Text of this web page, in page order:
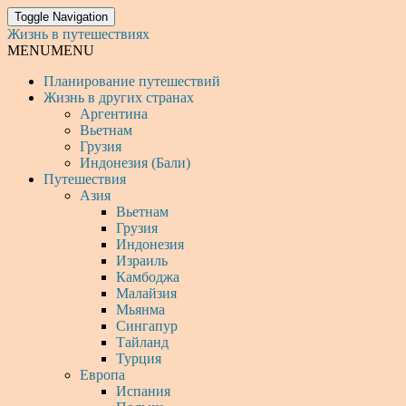
Toggle Navigation
Жизнь в путешествиях
MENUMENU
Планирование путешествий
Жизнь в других странах
Аргентина
Вьетнам
Грузия
Индонезия (Бали)
Путешествия
Азия
Вьетнам
Грузия
Индонезия
Израиль
Камбоджа
Малайзия
Мьянма
Сингапур
Тайланд
Турция
Европа
Испания